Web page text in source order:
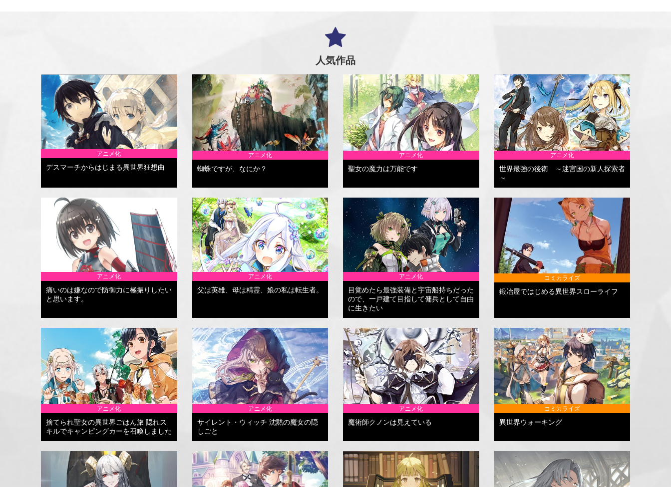
人気作品
アニメ化
デスマーチからはじまる異世界狂想曲
アニメ化
蜘蛛ですが、なにか？
アニメ化
聖女の魔力は万能です
アニメ化
世界最強の後衛 ～迷宮国の新人探索者
～
アニメ化
痛いのは嫌なので防御力に極振りしたい
と思います。
アニメ化
父は英雄、母は精霊、娘の私は転生者。
アニメ化
目覚めたら最強装備と宇宙船持ちだった
ので、一戸建て目指して傭兵として自由
に生きたい
コミカライズ
鍛冶屋ではじめる異世界スローライフ
アニメ化
捨てられ聖女の異世界ごはん旅 隠れス
キルでキャンピングカーを召喚しました
アニメ化
サイレント・ウィッチ 沈黙の魔女の隠
しごと
アニメ化
魔術師クノンは見えている
コミカライズ
異世界ウォーキング